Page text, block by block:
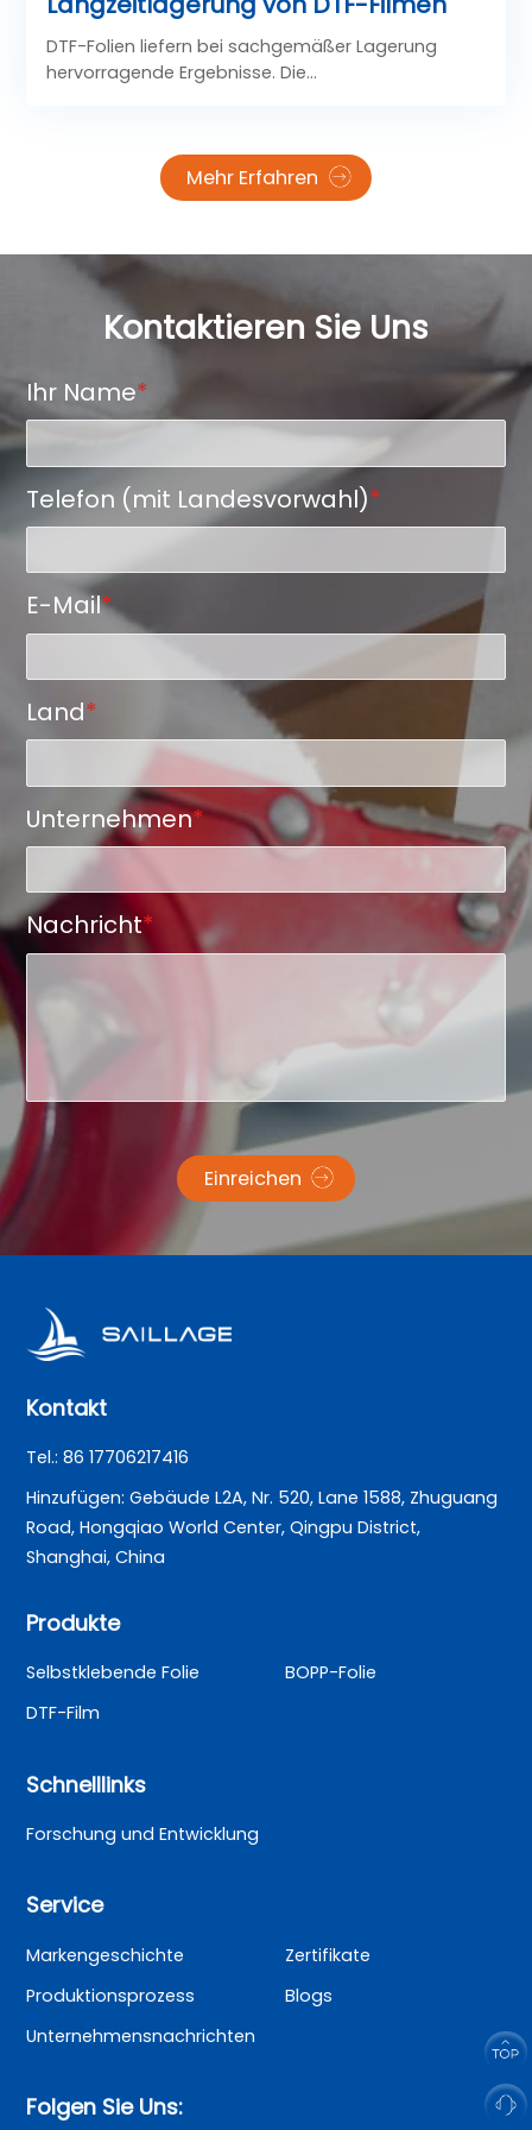
Mehr Erfahren
DTF-Folien liefern bei sachgemäßer Lagerung
hervorragende Ergebnisse. Die
Bildschärfe und des gesamten Presseffekts. Mit
fachgerechter Lagerung und präzisen
Temperatureinstellungen erzielen Sie für jede
brillante Druckergebnisse und glatte Kanten.
Kontaktieren Sie Uns
Ihr Name*
Telefon (mit Landesvorwahl)*
E-Mail*
Land*
Unternehmen*
Nachricht*
Einreichen
Kontakt
Tel.: 86 17706217416
Hinzufügen: Gebäude L2A, Nr. 520, Lane 1588, Zhuguang
Road, Hongqiao World Center, Qingpu District,
Shanghai, China
Produkte
Selbstklebende Folie
BOPP-Folie
DTF-Film
Schnelllinks
Forschung und Entwicklung
Service
Markengeschichte
Zertifikate
Produktionsprozess
Blogs
Unternehmensnachrichten
Folgen Sie Uns: